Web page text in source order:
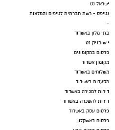
ישראל נט
נטיפס - רשת חברתית לטיפים והמלצות
-
בתי מלון באשדוד
יישובניק נט
פרסום במקומונים
מקומון אשדוד
משלוחים באשדוד
מסעדות באשדוד
דירות למכירה באשדוד
דירות להשכרה באשדוד
פרסום עסק באשדוד
פרסום באשקלון